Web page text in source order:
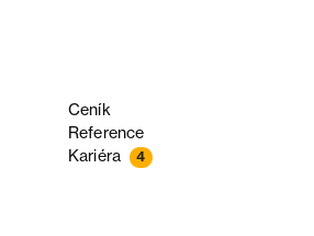
Ceník
Reference
Kariéra 4